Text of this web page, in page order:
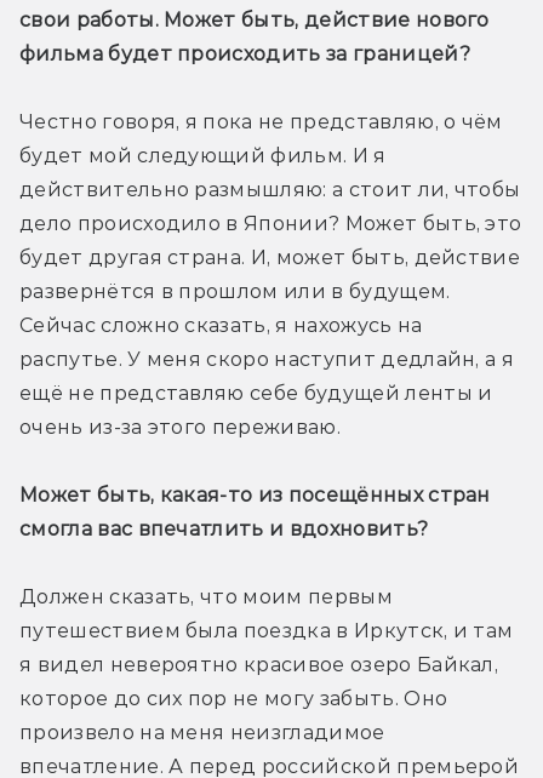
свои работы. Может быть, действие нового
фильма будет происходить за границей?
Честно говоря, я пока не представляю, о чём
будет мой следующий фильм. И я
действительно размышляю: а стоит ли, чтобы
дело происходило в Японии? Может быть, это
будет другая страна. И, может быть, действие
развернётся в прошлом или в будущем.
Сейчас сложно сказать, я нахожусь на
распутье. У меня скоро наступит дедлайн, а я
ещё не представляю себе будущей ленты и
очень из-за этого переживаю.
Может быть, какая-то из посещённых стран
смогла вас впечатлить и вдохновить?
Должен сказать, что моим первым
путешествием была поездка в Иркутск, и там
я видел невероятно красивое озеро Байкал,
которое до сих пор не могу забыть. Оно
произвело на меня неизгладимое
впечатление. А перед российской премьерой